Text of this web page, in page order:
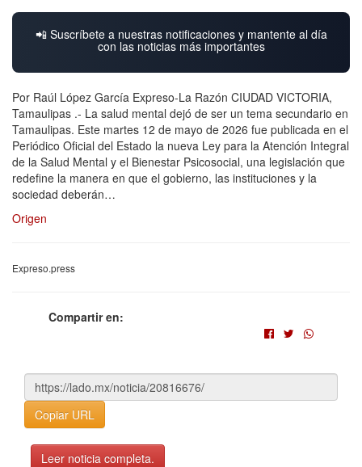
📲 Suscríbete a nuestras notificaciones y mantente al día
con las noticias más importantes
Por Raúl López García Expreso-La Razón CIUDAD VICTORIA,
Tamaulipas .- La salud mental dejó de ser un tema secundario en
Tamaulipas. Este martes 12 de mayo de 2026 fue publicada en el
Periódico Oficial del Estado la nueva Ley para la Atención Integral
de la Salud Mental y el Bienestar Psicosocial, una legislación que
redefine la manera en que el gobierno, las instituciones y la
sociedad deberán…
Origen
Expreso.press
Compartir en:
Copiar URL
Leer noticia completa.